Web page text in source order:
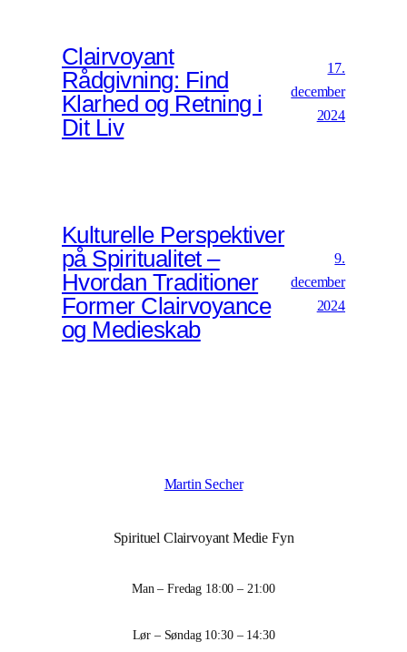
Clairvoyant
Rådgivning: Find
Klarhed og Retning i
Dit Liv
17.
december
2024
Kulturelle Perspektiver
på Spiritualitet –
Hvordan Traditioner
Former Clairvoyance
og Medieskab
9.
december
2024
Martin Secher
Spirituel Clairvoyant Medie Fyn
Man – Fredag 18:00 – 21:00
Lør – Søndag 10:30 – 14:30